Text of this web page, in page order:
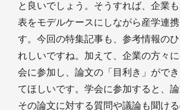
と良いでしょう。そうすれば、企業
表をモデルケースにしながら産学連
す。今回の特集記事も、参考情報の
れしいですね。加えて、企業の方々
会に参加し、論文の「目利き」がで
てほしいです。学会に参加すると、論
その論文に対する質問や議論も聞け